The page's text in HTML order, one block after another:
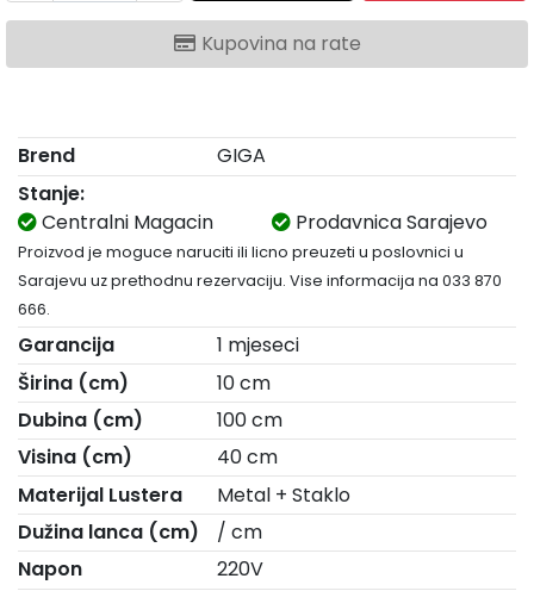
Kupovina na rate
Brend
GIGA
Stanje:
Centralni Magacin
Prodavnica Sarajevo
Proizvod je moguce naruciti ili licno preuzeti u poslovnici u
Sarajevu uz prethodnu rezervaciju. Vise informacija na 033 870
666.
Garancija
1 mjeseci
Širina (cm)
10 cm
Dubina (cm)
100 cm
Visina (cm)
40 cm
Materijal Lustera
Metal + Staklo
Dužina lanca (cm)
/ cm
Napon
220V